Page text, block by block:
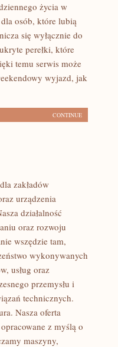
życia w
osób, które lubią
się wyłącznie do
perełki, które
temu serwis może
wyjazd, jak
CONTINUE
zakładów
urządzenia
działalność
oraz rozwoju
wszędzie tam,
wykonywanych
usług oraz
przemysłu i
technicznych.
Nasza oferta
z myślą o
maszyny,